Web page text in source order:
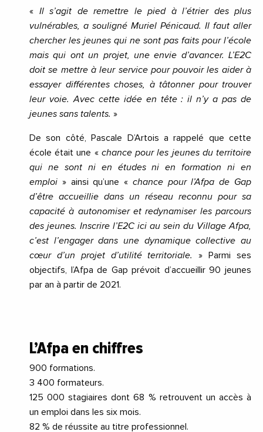
« Il s’agit de remettre le pied à l’étrier des plus
vulnérables, a souligné Muriel Pénicaud. Il faut aller
chercher les jeunes qui ne sont pas faits pour l’école
mais qui ont un projet, une envie d’avancer. L’E2C
doit se mettre à leur service pour pouvoir les aider à
essayer différentes choses, à tâtonner pour trouver
leur voie. Avec cette idée en tête : il n’y a pas de
jeunes sans talents. »
De son côté, Pascale D’Artois a rappelé que cette
école était une « chance pour les jeunes du territoire
qui ne sont ni en études ni en formation ni en
emploi » ainsi qu’une « chance pour l’Afpa de Gap
d’être accueillie dans un réseau reconnu pour sa
capacité à autonomiser et redynamiser les parcours
des jeunes. Inscrire l’E2C ici au sein du Village Afpa,
c’est l’engager dans une dynamique collective au
cœur d’un projet d’utilité territoriale.
» Parmi ses
objectifs, l’Afpa de Gap prévoit d’accueillir 90 jeunes
par an à partir de 2021.
L’Afpa en chiffres
900 formations.
3 400 formateurs.
125 000 stagiaires dont 68 % retrouvent un accès à
un emploi dans les six mois.
82 % de réussite au titre professionnel.